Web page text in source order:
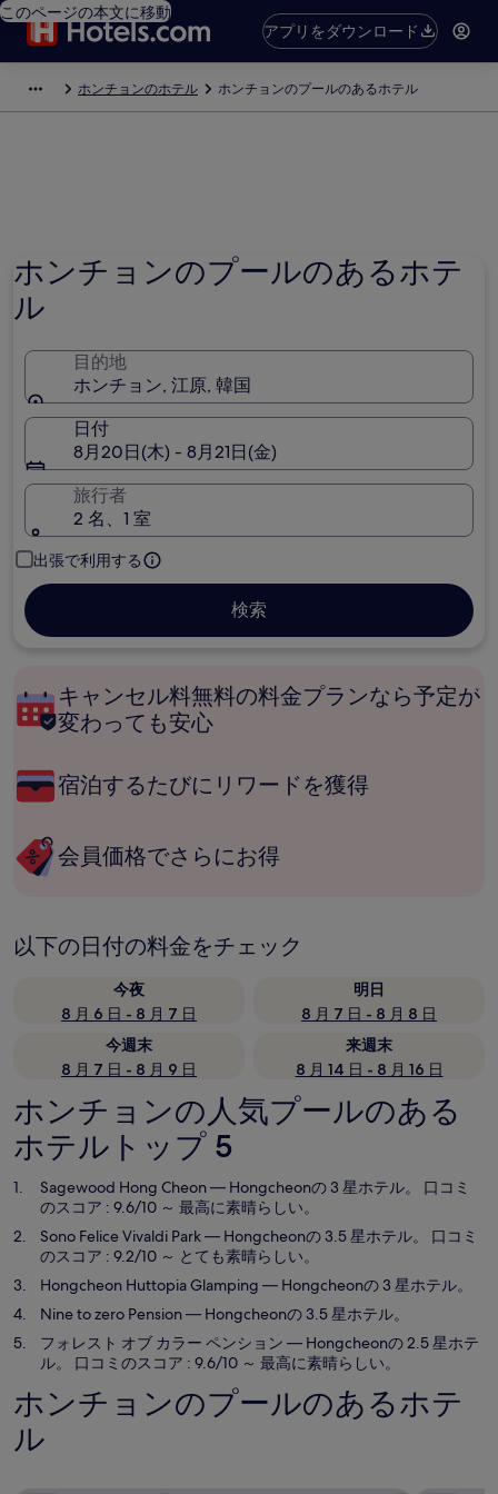
このページの本文に移動
アプリをダウンロード
ホンチョンのホテル ホンチョンのプールのあるホテル
ホンチョンのプールのあるホテ
ル
目的地
ホンチョン, 江原, 韓国
日付
8月20日(木) - 8月21日(金)
旅行者
2 名、1 室
出張で利用する
検索
キャンセル料無料の料金プランなら予定が
変わっても安心
宿泊するたびにリワードを獲得
会員価格でさらにお得
以下の日付の料金をチェック
今夜
8 月 6 日 - 8 月 7 日
明日
8 月 7 日 - 8 月 8 日
今週末
8 月 7 日 - 8 月 9 日
来週末
8 月 14 日 - 8 月 16 日
ホンチョンの人気プールのある
ホテルトップ 5
Sagewood Hong Cheon— Hongcheonの 3 星ホテル。 口コミ
のスコア : 9.6/10 ～ 最高に素晴らしい。
Sono Felice Vivaldi Park— Hongcheonの 3.5 星ホテル。 口コミ
のスコア : 9.2/10 ～ とても素晴らしい。
Hongcheon Huttopia Glamping — Hongcheonの 3 星ホテル。
Nine to zero Pension— Hongcheonの 3.5 星ホテル。
フォレスト オブ カラー ペンション — Hongcheonの 2.5 星ホテ
ル。 口コミのスコア : 9.6/10 ～ 最高に素晴らしい。
ホンチョンのプールのあるホテ
ル